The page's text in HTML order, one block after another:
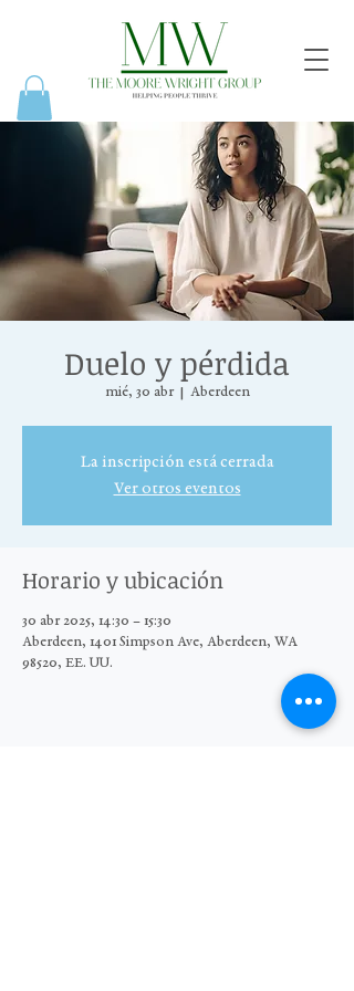
Duelo y pérdida
mié, 30 abr
  |
Aberdeen
La inscripción está cerrada
Ver otros eventos
Horario y ubicación
30 abr 2025, 14:30 – 15:30
Aberdeen, 1401 Simpson Ave, Aberdeen, WA
98520, EE. UU.